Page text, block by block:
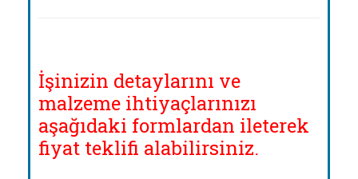
İşinizin detaylarını ve
malzeme ihtiyaçlarınızı
aşağıdaki formlardan ileterek
fiyat teklifi alabilirsiniz.